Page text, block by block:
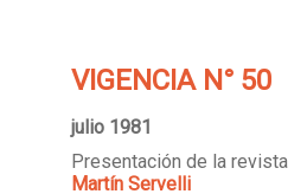
VIGENCIA N° 50
julio 1981
Presentación de la revista
Martín Servelli